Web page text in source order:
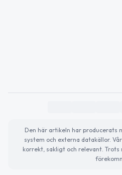
Den här artikeln har producerats
system och externa datakällor.
korrekt, sakligt och relevant.